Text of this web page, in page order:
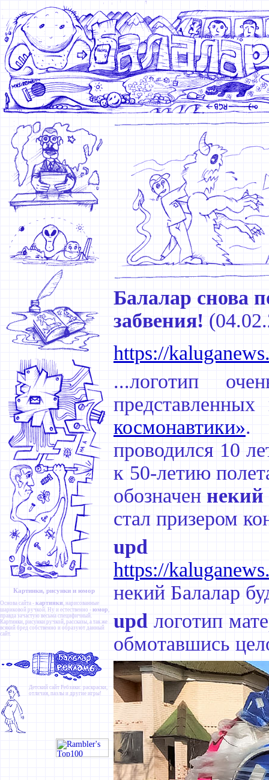
Картинки, рисунки и юмор
Основа сайта - картинки , нарисованные
шариковой ручкой. Ну и естественно - юмор ,
правда зачастую весьма специфичный.
Картинки, рисунки ручкой, рассказы, а так же
всякий бред собственно и образуют данный
сайт.
Детский сайт Ребзики: раскраски,
отличия, пазлы и другие игры!
Балалар снова
забвения! (
https://
...логотип
космонавтики».
проводился 10
к 50-летию
обозначеннекий
стал призером
upd
https://
некий Балалар
upd логотип
обмотавшись